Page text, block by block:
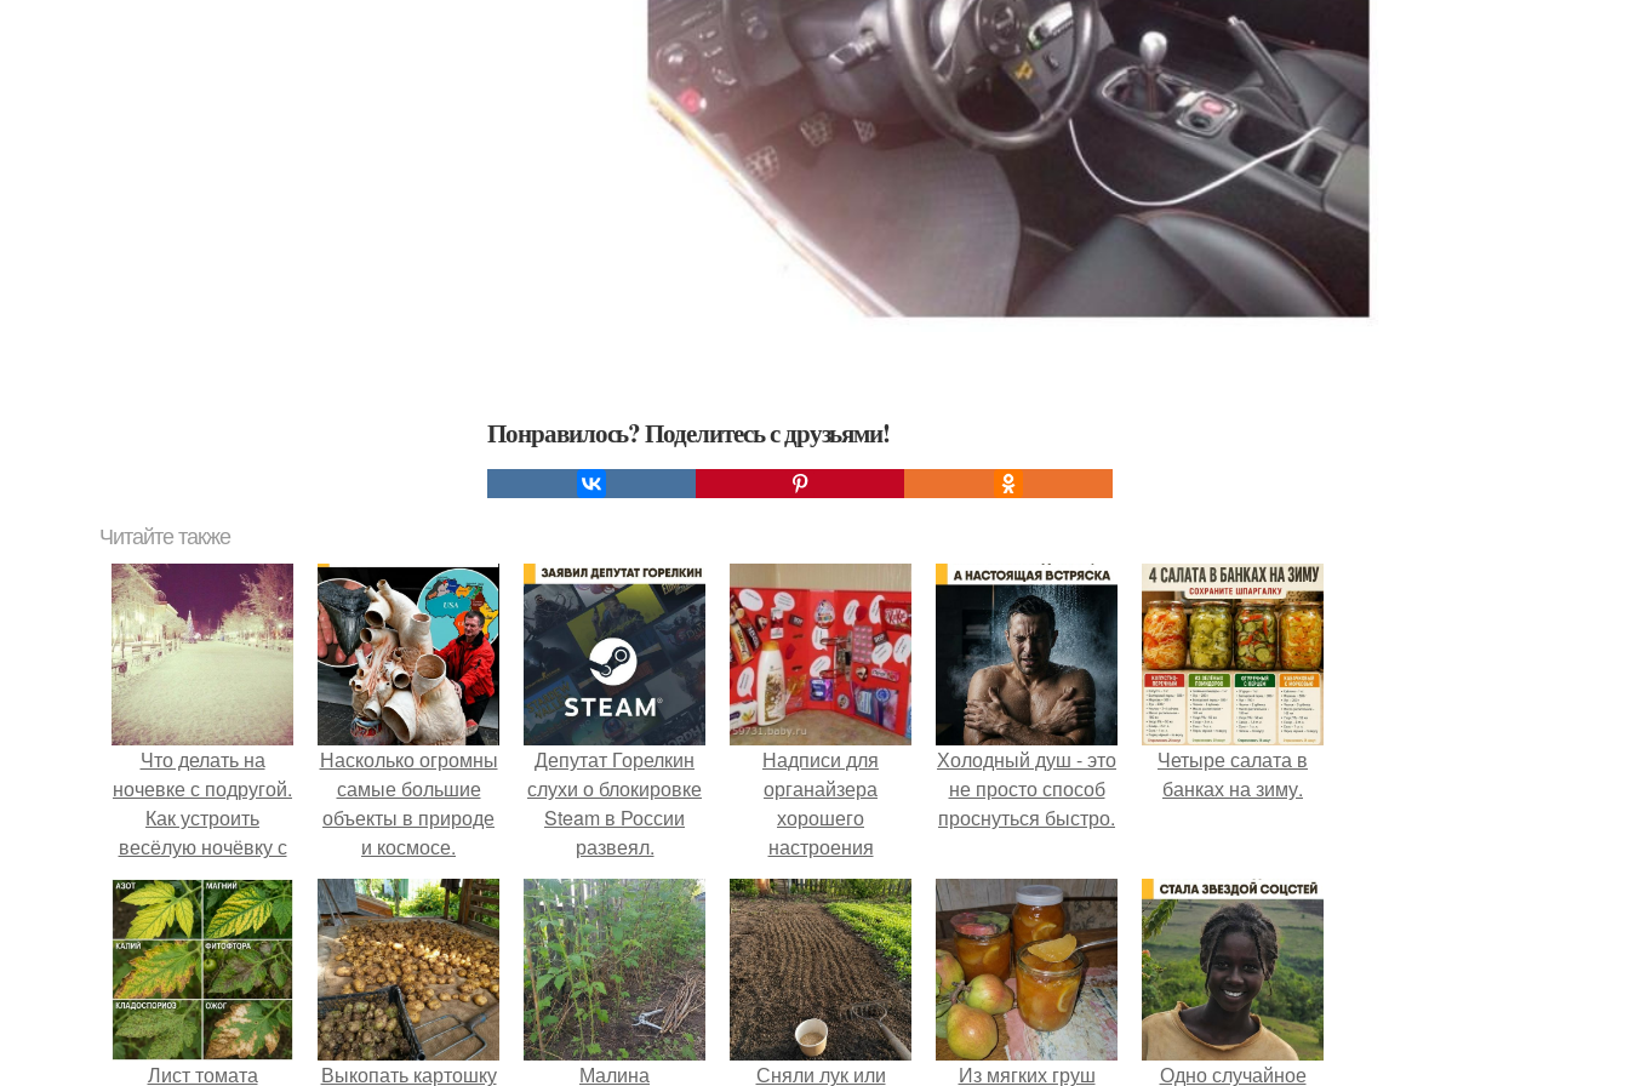
Понравилось? Поделитесь с друзьями!
Читайте также
Что делать на
ночевке с подругой.
Как устроить
весёлую ночёвку с
подружками
Насколько огромны
самые большие
объекты в природе
и космосе.
Депутат Горелкин
слухи о блокировке
Steam в России
развеял.
Надписи для
органайзера
хорошего
настроения
распечатать. Идеи
"Органайзеров
Хорошего
Настроения" с
примерами
подарочков.
Холодный душ - это
не просто способ
проснуться быстро.
Четыре салата в
банках на зиму.
Лист томата Выкопать картошку Малина Сняли лук или Из мягких груш Одно случайное